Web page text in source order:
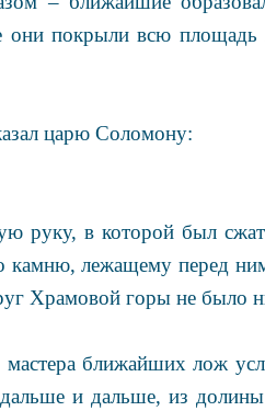
они покрыли всю
царю Соломону:
руку, в которой был
камню, лежащему перед
Храмовой горы не было
ближайших лож
и дальше, из